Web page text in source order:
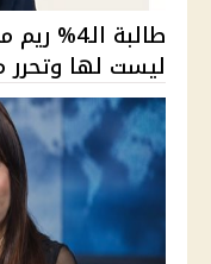
طالبة
ليست لها وتحرر